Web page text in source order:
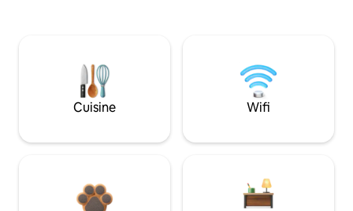
Cuisine Wifi